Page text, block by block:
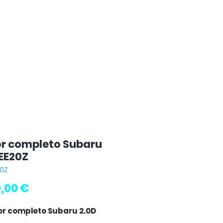
completo Subaru
€
completo Subaru 2.0D